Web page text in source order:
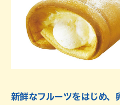
新鮮なフルーツをはじめ、